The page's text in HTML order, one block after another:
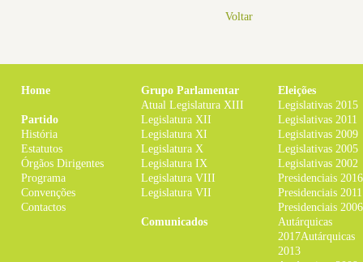
Voltar
Home
Partido
História
Estatutos
Órgãos Dirigentes
Programa
Convenções
Contactos
Grupo Parlamentar
Atual Legislatura XIII
Legislatura XII
Legislatura XI
Legislatura X
Legislatura IX
Legislatura VIII
Legislatura VII
Comunicados
Eleições
Legislativas 2015
Legislativas 2011
Legislativas 2009
Legislativas 2005
Legislativas 2002
Presidenciais 2016
Presidenciais 2011
Presidenciais 2006
Autárquicas
2017Autárquicas
2013